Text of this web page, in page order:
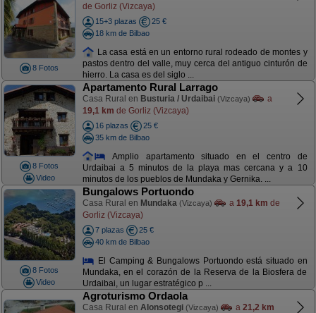
8 Fotos
de Gorliz (Vizcaya)
15+3 plazas
25 €
18 km de Bilbao
La casa está en un entorno rural rodeado de montes y
pastos dentro del valle, muy cerca del antiguo cinturón de
hierro. La casa es del siglo ...
8 Fotos
Video
Apartamento Rural Larrago
Casa Rural en Busturia / Urdaibai (Vizcaya)
a
19,1 km de Gorliz (Vizcaya)
16 plazas
25 €
35 km de Bilbao
Amplio apartamento situado en el centro de
Urdaibai a 5 minutos de la playa mas cercana y a 10
minutos de los pueblos de Mundaka y Gernika. ...
8 Fotos
Video
Bungalows Portuondo
Casa Rural en Mundaka (Vizcaya) a 19,1 km de
Gorliz (Vizcaya)
7 plazas
25 €
40 km de Bilbao
El Camping & Bungalows Portuondo está situado en
Mundaka, en el corazón de la Reserva de la Biosfera de
Urdaibai, un lugar estratégico p ...
Agroturismo Ordaola
Casa Rural en Alonsotegi (Vizcaya) a 21,2 km